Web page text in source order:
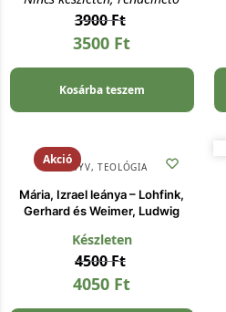
3900Ft
3500 Ft
Kosárba teszem
AkcióKÖNYV, TEOLÓGIA
Mária, Izrael leánya – Lohfink,
Gerhard és Weimer, Ludwig
Készleten
4500Ft
4050 Ft